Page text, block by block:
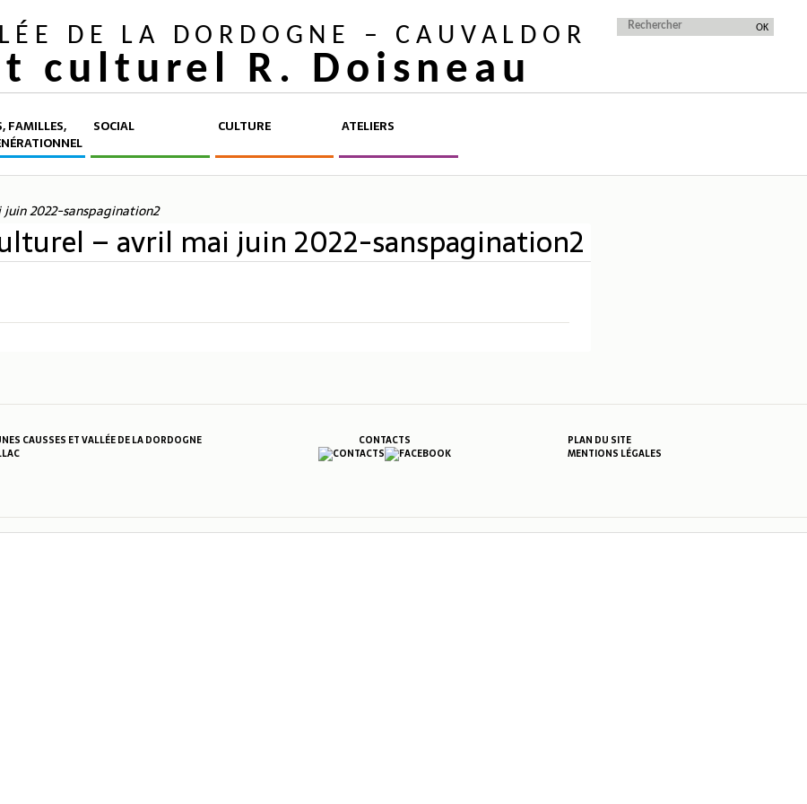
DE LA DORDOGNE – CAUVALDOR
culturel R. Doisneau
FAMILLES,
SOCIAL CULTURE ATELIERS
2022-sanspagination2
– avril mai juin 2022-sanspagination2
CAUSSES ET VALLÉE DE LA DORDOGNE
CONTACTS
PLAN DU SITE
MENTIONS LÉGALES